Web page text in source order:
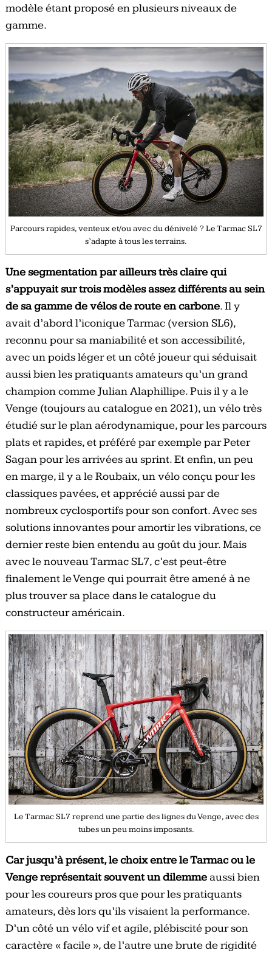
modèle étant proposé en plusieurs niveaux de
gamme.
Parcours rapides, venteux et/ou avec du dénivelé ? Le Tarmac SL7
s’adapte à tous les terrains.
Une segmentation par ailleurs très claire qui
s’appuyait sur trois modèles assez différents au sein
de sa gamme de vélos de route en carbone. Il y
avait d’abord l’iconique Tarmac (version SL6),
reconnu pour sa maniabilité et son accessibilité,
avec un poids léger et un côté joueur qui séduisait
aussi bien les pratiquants amateurs qu’un grand
champion comme Julian Alaphillipe. Puis il y a le
Venge (toujours au catalogue en 2021), un vélo très
étudié sur le plan aérodynamique, pour les parcours
plats et rapides, et préféré par exemple par Peter
Sagan pour les arrivées au sprint. Et enfin, un peu
en marge, il y a le Roubaix, un vélo conçu pour les
classiques pavées, et apprécié aussi par de
nombreux cyclosportifs pour son confort. Avec ses
solutions innovantes pour amortir les vibrations, ce
dernier reste bien entendu au goût du jour. Mais
avec le nouveau Tarmac SL7, c’est peut-être
finalement le Venge qui pourrait être amené à ne
plus trouver sa place dans le catalogue du
constructeur américain.
Le Tarmac SL7 reprend une partie des lignes du Venge, avec des
tubes un peu moins imposants.
Car jusqu’à présent, le choix entre le Tarmac ou le
Venge représentait souvent un dilemmeaussi bien
pour les coureurs pros que pour les pratiquants
amateurs, dès lors qu’ils visaient la performance.
D’un côté un vélo vif et agile, plébiscité pour son
caractère « facile », de l’autre une brute de rigidité